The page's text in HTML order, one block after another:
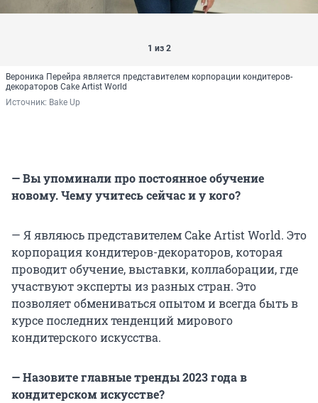
1 из 2
Вероника Перейра является представителем корпорации кондитеров-
декораторов Cake Artist World
Источник: Bake Up
— Вы упоминали про постоянное обучение
новому. Чему учитесь сейчас и у кого?
— Я являюсь представителем Cake Artist World. Это
корпорация кондитеров-декораторов, которая
проводит обучение, выставки, коллаборации, где
участвуют эксперты из разных стран. Это
позволяет обмениваться опытом и всегда быть в
курсе последних тенденций мирового
кондитерского искусства.
— Назовите главные тренды 2023 года в
кондитерском искусстве?